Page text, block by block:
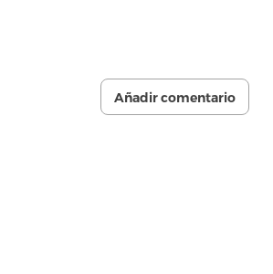
Añadir comentario